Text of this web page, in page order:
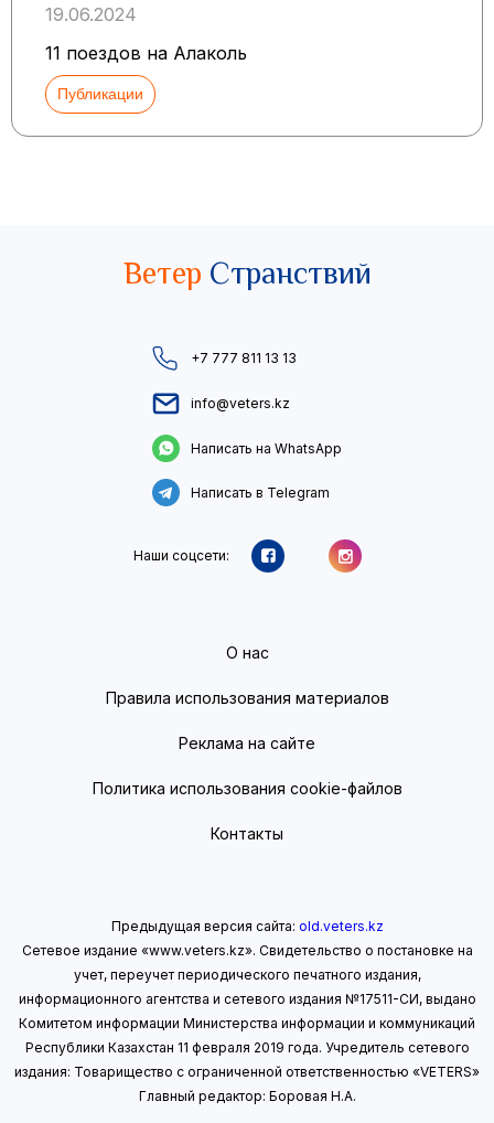
19.06.2024
11 поездов на Алаколь
Публикации
Ветер Странствий
+7 777 811 13 13
info@veters.kz
Написать на WhatsApp
Написать в Telegram
Наши соцсети:
О нас
Правила использования материалов
Реклама на сайте
Политика использования cookie-файлов
Контакты
Предыдущая версия сайта: old.veters.kz
Сетевое издание «www.veters.kz». Свидетельство о постановке на
учет, переучет периодического печатного издания,
информационного агентства и сетевого издания №17511-СИ, выдано
Комитетом информации Министерства информации и коммуникаций
Республики Казахстан 11 февраля 2019 года. Учредитель сетевого
издания: Товарищество с ограниченной ответственностью «VETERS»
Главный редактор: Боровая Н.А.